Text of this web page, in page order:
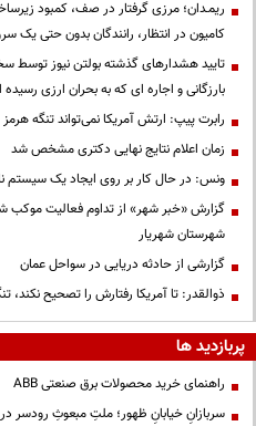
کامیون در انتظار، رانندگان بدون حتی یک
تایید هشدارهای گذشته بولتن نیوز
بارزگانی و اجاره ای که به بحران ارزی رسیده
رابرت پیپ: ارتش آمریکا نمی‌تواند تنگه هرمز
زمان اعلام نتایج نهایی دکتری مشخص شد
ونس: در حال کار بر روی ایجاد یک سیستم
گزارش «خبر شهر» از تداوم فعالیت موکب
شهرستان شهریار
گزارشی از حادثه دریایی در سواحل عمان
ذوالقدر: تا آمریکا رفتارش را تصحیح نکند،
پربازدید ها
راهنمای خرید محصولات برق صنعتی ABB
سربازانِ خیابانِ ظهور؛ ملتِ مبعوثِ رودسر